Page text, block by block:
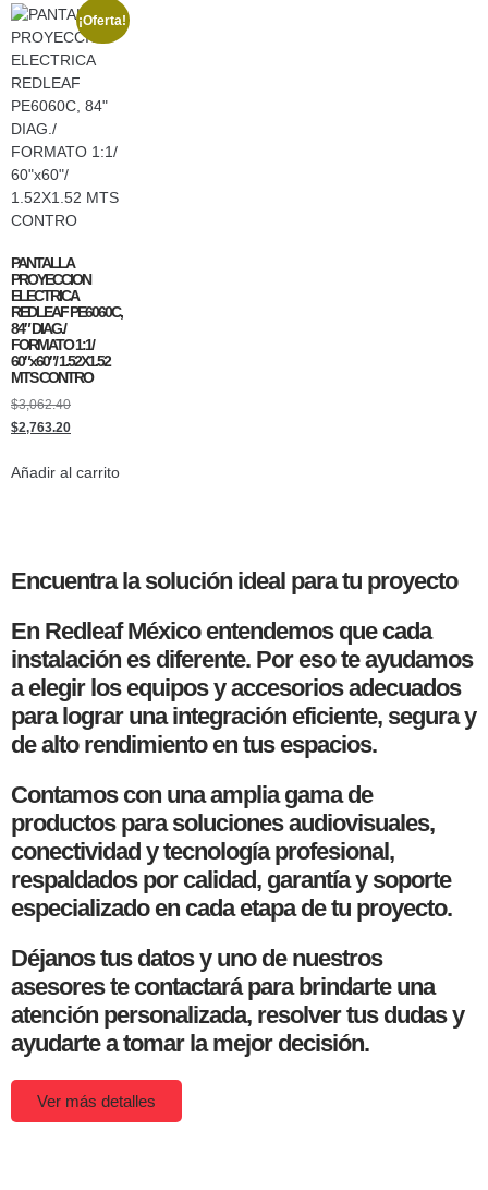
¡Oferta!
PANTALLA
PROYECCION
ELECTRICA
REDLEAF PE6060C,
84″ DIAG./
FORMATO 1:1/
60″x60″/ 1.52X1.52
MTS CONTRO
$3,062.40
$2,763.20
Añadir al carrito
Encuentra la solución ideal para tu proyecto
En Redleaf México entendemos que cada
instalación es diferente. Por eso te ayudamos
a elegir los equipos y accesorios adecuados
para lograr una integración eficiente, segura y
de alto rendimiento en tus espacios.
Contamos con una amplia gama de
productos para soluciones audiovisuales,
conectividad y tecnología profesional,
respaldados por calidad, garantía y soporte
especializado en cada etapa de tu proyecto.
Déjanos tus datos y uno de nuestros
asesores te contactará para brindarte una
atención personalizada, resolver tus dudas y
ayudarte a tomar la mejor decisión.
Ver más detalles